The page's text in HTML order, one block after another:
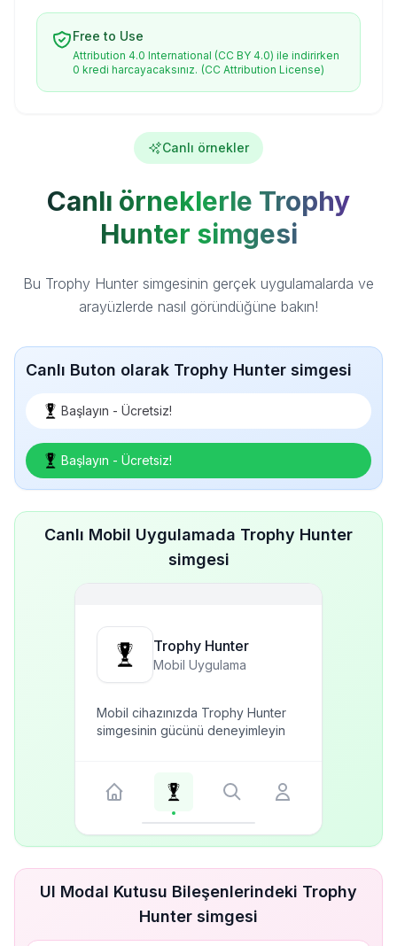
Free to Use
Attribution 4.0 International (CC BY 4.0) ile indirirken
0 kredi harcayacaksınız. (CC Attribution License)
Canlı örnekler
Canlı örneklerle Trophy
Hunter simgesi
Bu Trophy Hunter simgesinin gerçek uygulamalarda ve
arayüzlerde nasıl göründüğüne bakın!
Canlı Buton olarak Trophy Hunter simgesi
Başlayın - Ücretsiz!
Başlayın - Ücretsiz!
Canlı Mobil Uygulamada Trophy Hunter
simgesi
Trophy Hunter
Mobil Uygulama
Mobil cihazınızda Trophy Hunter
simgesinin gücünü deneyimleyin
UI Modal Kutusu Bileşenlerindeki Trophy
Hunter simgesi